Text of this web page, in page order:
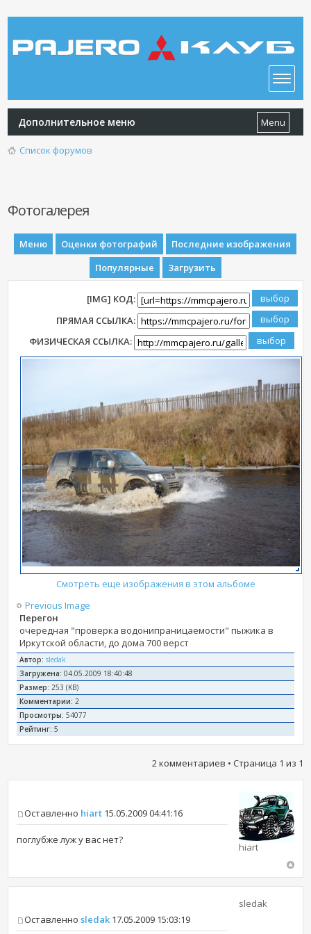
Дополнительное меню Menu
Список форумов
Фотогалерея
Меню Оценки фотографий
Последние изображения
Популярные
Загрузить
[IMG] КОД:
ПРЯМАЯ ССЫЛКА:
ФИЗИЧЕСКАЯ ССЫЛКА:
Смотреть еще изображения в этом альбоме
Previous Image
Перегон
очередная "проверка водонипраницаемости" пыжика в
Иркутской области, до дома 700 верст
Автор:sledak
Загружена:04.05.2009 18:40:48
Размер:253 (KB)
Комментарии:2
Просмотры:54077
Рейтинг:5
2 комментариев • Страница 1 из 1
Оставленно hiart 15.05.2009 04:41:16
поглубже луж у вас нет?
hiart
Оставленноsledak 17.05.2009 15:03:19
sledak